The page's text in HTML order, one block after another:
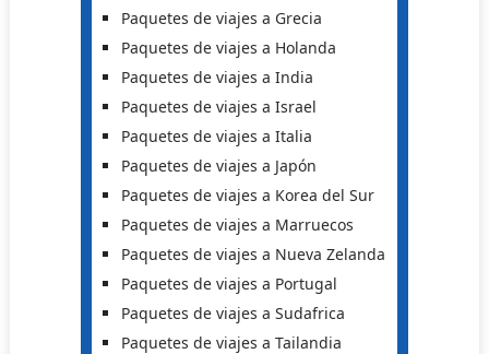
Paquetes de viajes a Grecia
Paquetes de viajes a Holanda
Paquetes de viajes a India
Paquetes de viajes a Israel
Paquetes de viajes a Italia
Paquetes de viajes a Japón
Paquetes de viajes a Korea del Sur
Paquetes de viajes a Marruecos
Paquetes de viajes a Nueva Zelanda
Paquetes de viajes a Portugal
Paquetes de viajes a Sudafrica
Paquetes de viajes a Tailandia